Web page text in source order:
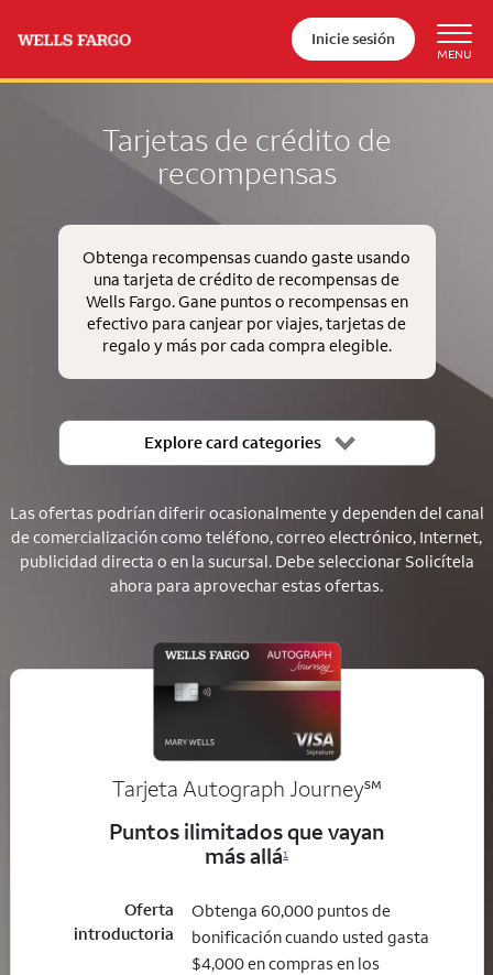
Inicie sesión
Tarjetas de crédito de
recompensas
Obtenga recompensas cuando gaste usando
una tarjeta de crédito de recompensas de
Wells Fargo. Gane puntos o recompensas en
efectivo para canjear por viajes, tarjetas de
regalo y más por cada compra elegible.
Explore card categories
Las ofertas podrían diferir ocasionalmente y dependen del canal
de comercialización como teléfono, correo electrónico, Internet,
publicidad directa o en la sucursal. Debe seleccionar Solicítela
ahora para aprovechar estas ofertas.
Tarjeta Autograph Journeyservice mark
℠
Puntos ilimitados que vayan
más allá1
Oferta
introductoria
Obtenga 60,000 puntos de
bonificación cuando usted gasta
$4,000 en compras en los